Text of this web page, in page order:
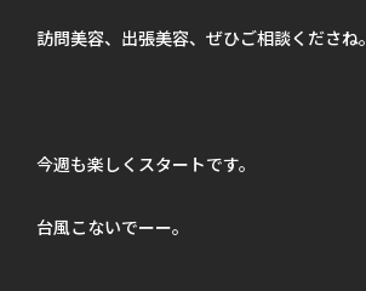
訪問美容、出張美容、ぜひご相談くださね。
今週も楽しくスタートです。
台風こないでーー。